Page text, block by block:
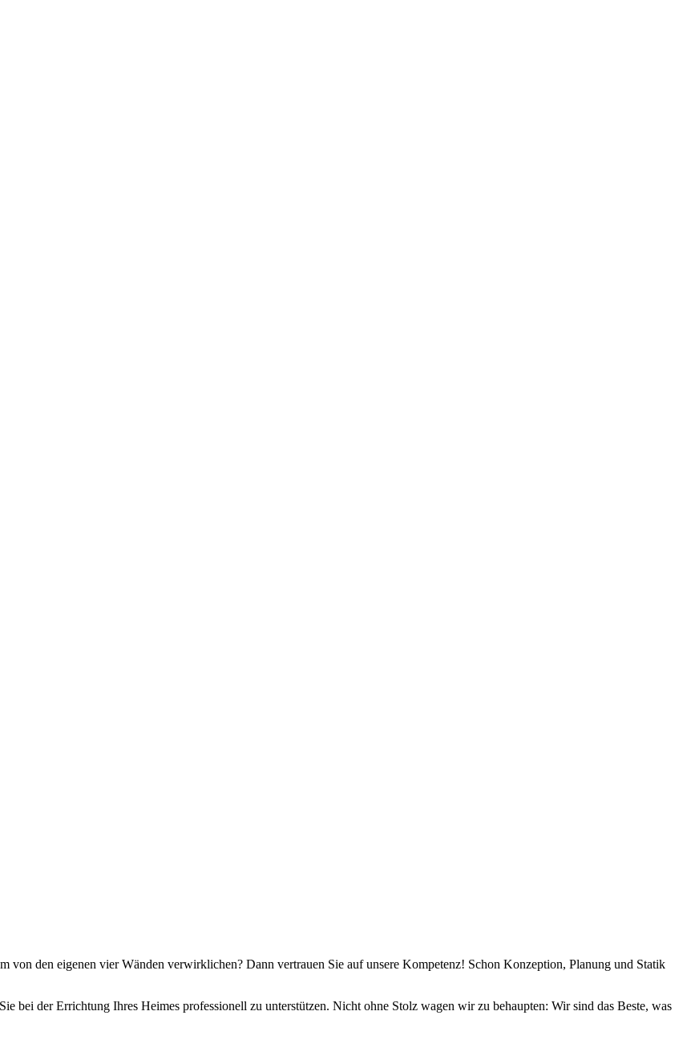
von den eigenen vier Wänden verwirklichen? Dann vertrauen Sie auf unsere Kompetenz! Schon Konzeption, Planung und Statik
bei der Errichtung Ihres Heimes professionell zu unterstützen. Nicht ohne Stolz wagen wir zu behaupten: Wir sind das Beste, was